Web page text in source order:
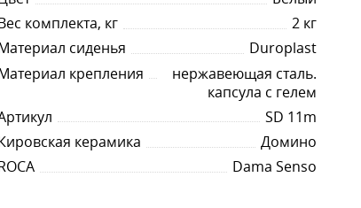
Duroplast-эксклюзивный материал из
Благодаря низкой пористой
ультрафиолетовому воздействию,
Все сиденья и крышки из материала
антибактериальную пропитку,
комплекта, кг
2 кг
сиденья
Duroplast
крепления
нержавеющая сталь.
капсула с гелем
SD 11m
керамика
Домино
Dama Senso